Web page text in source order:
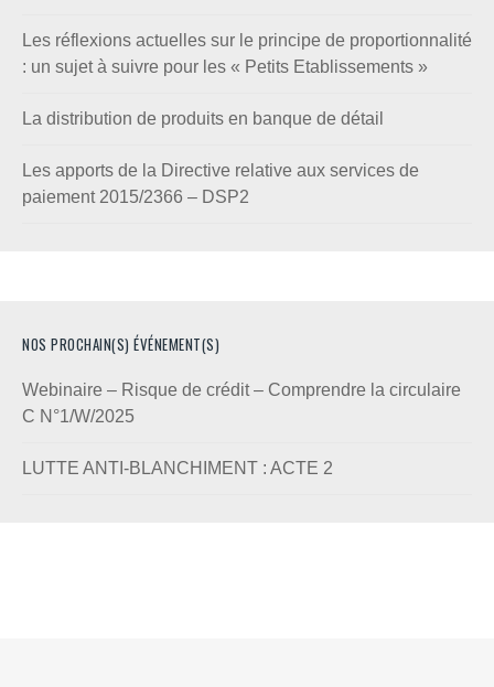
Les réflexions actuelles sur le principe de proportionnalité
: un sujet à suivre pour les « Petits Etablissements »
La distribution de produits en banque de détail
Les apports de la Directive relative aux services de
paiement 2015/2366 – DSP2
NOS PROCHAIN(S) ÉVÉNEMENT(S)
Webinaire – Risque de crédit – Comprendre la circulaire
C N°1/W/2025
LUTTE ANTI-BLANCHIMENT : ACTE 2